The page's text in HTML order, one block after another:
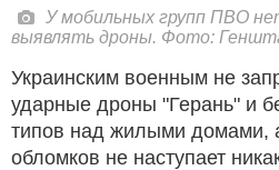
У мобильных групп ПВО
выявлять дроны. Фото:
Украинским военным не
ударные дроны "Герань" и
типов над жилыми домами,
обломков не наступает